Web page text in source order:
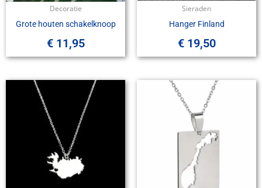
Decoratie
Grote houten schakelknoop
€11,95
Sieraden
Hanger Finland
€19,50